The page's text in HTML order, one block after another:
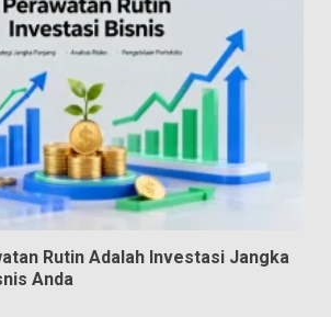
Rutin Adalah Investasi Jangka
Anda